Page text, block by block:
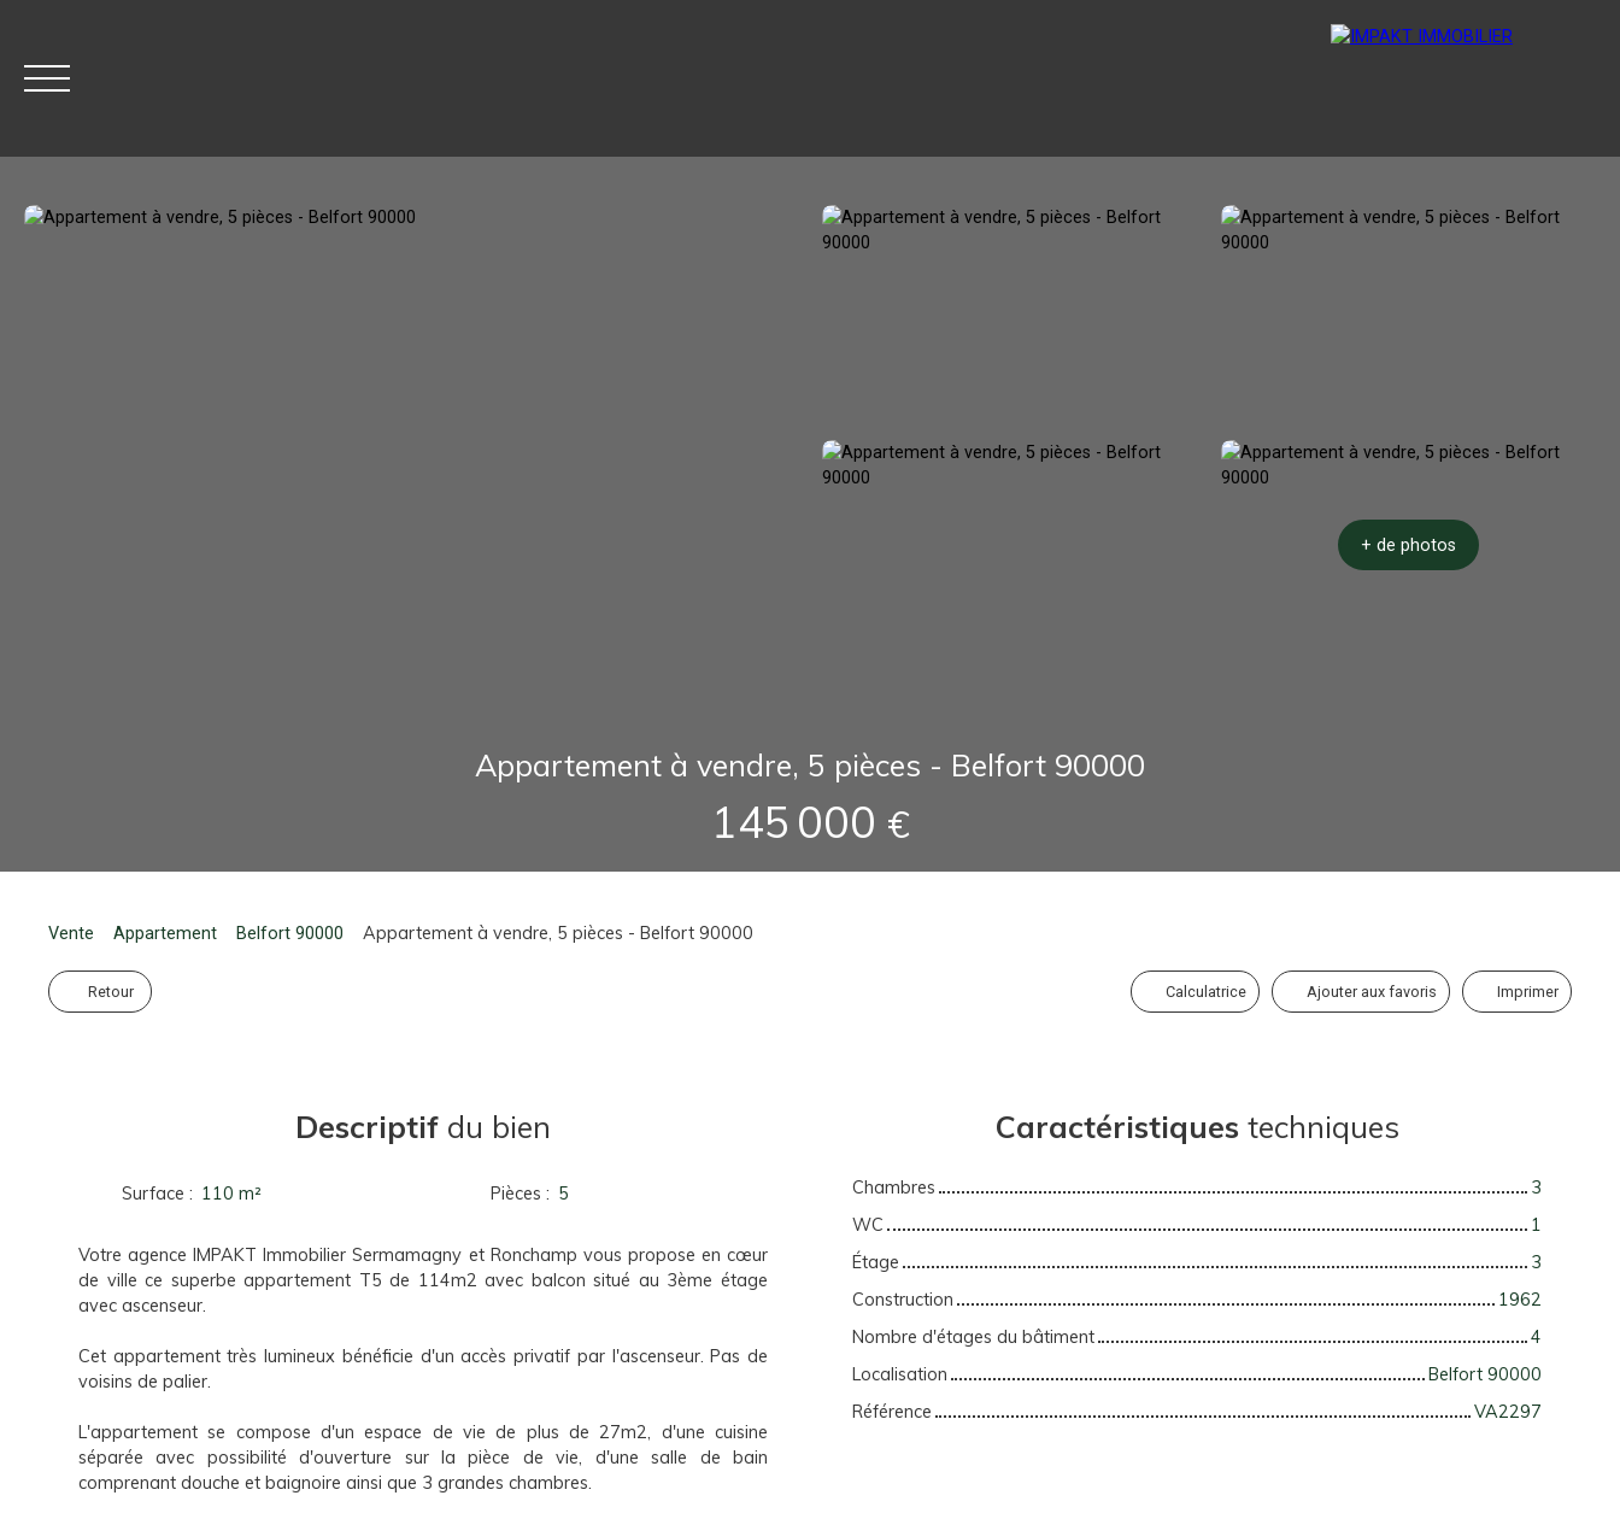
LOUER ESTIMATION
+ de photos
Appartement à vendre, 5 pièces - Belfort 90000
145 000 €
Vente Appartement Belfort 90000 Appartement à vendre, 5 pièces - Belfort 90000
Retour Calculatrice Ajouter aux favoris Imprimer
Descriptif du bien
Surface : 110 m² Pièces : 5
Votre agence IMPAKT Immobilier Sermamagny et Ronchamp vous propose en cœur
de ville ce superbe appartement T5 de 114m2 avec balcon situé au 3ème étage
avec ascenseur.
Cet appartement très lumineux bénéficie d'un accès privatif par l'ascenseur. Pas de
voisins de palier.
L'appartement se compose d'un espace de vie de plus de 27m2, d'une cuisine
séparée avec possibilité d'ouverture sur la pièce de vie, d'une salle de bain
comprenant douche et baignoire ainsi que 3 grandes chambres.
Caractéristiques techniques
Chambres
3
WC
1
Étage
3
Construction
1962
Nombre d'étages du bâtiment
4
Localisation
Belfort 90000
Référence
VA2297